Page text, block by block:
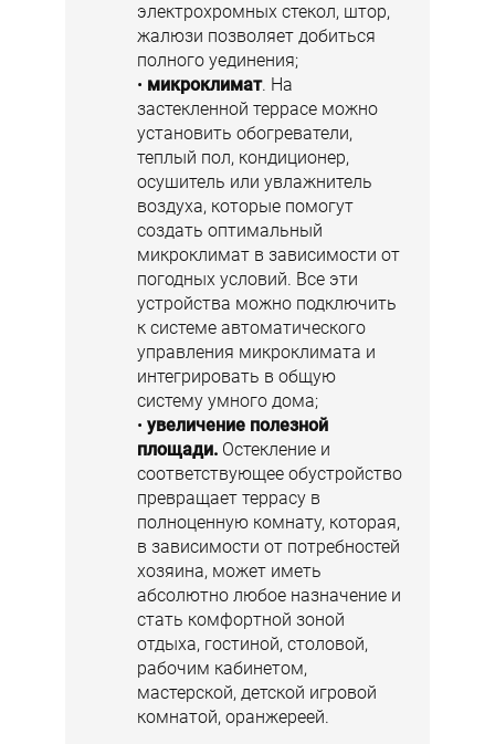
электрохромных стекол, штор,
жалюзи позволяет добиться
полного уединения;
микроклимат. На
застекленной террасе можно
установить обогреватели,
теплый пол, кондиционер,
осушитель или увлажнитель
воздуха, которые помогут
создать оптимальный
микроклимат в зависимости от
погодных условий. Все эти
устройства можно подключить
к системе автоматического
управления микроклимата и
интегрировать в общую
систему умного дома;
увеличение полезной
площади. Остекление и
соответствующее обустройство
превращает террасу в
полноценную комнату, которая,
в зависимости от потребностей
хозяина, может иметь
абсолютно любое назначение и
стать комфортной зоной
отдыха, гостиной, столовой,
рабочим кабинетом,
мастерской, детской игровой
комнатой, оранжереей.